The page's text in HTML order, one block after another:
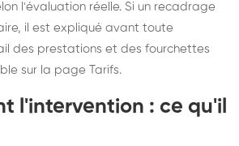
l'évaluation réelle. Si un recadrage
il est expliqué avant toute
des prestations et des fourchettes
sur la page Tarifs.
l'intervention : ce qu'il